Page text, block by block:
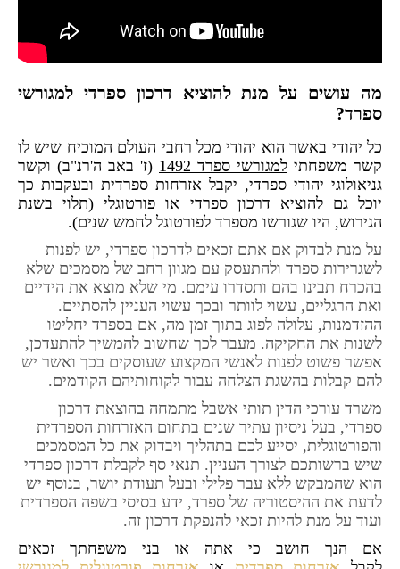
מה עושים על מנת להוציא דרכון ספרדי למגורשי
ספרד?
כל יהודי באשר הוא יהודי מכל רחבי העולם המוכיח שיש לו
קשר משפחתי למגורשי ספרד 1492
(ז' באב ה'רנ"ב) וקשר
גניאולוגי יהודי ספרדי, יקבל אזרחות ספרדית ובעקבות כך
יוכל גם להוציא דרכון ספרדי או פורטוגלי (תלוי בשנת
הגירוש, היו שגורשו מספרד לפורטוגל לחמש שנים).
על מנת לבדוק אם אתם זכאים לדרכון ספרדי, יש לפנות
לשגרירות ספרד ולהתעסק עם מגוון רחב של מסמכים שלא
בהכרח תבינו בהם ותסדרו עימם. מי שלא מוצא את הידיים
ואת הרגליים, עשוי לוותר ובכך עשוי העניין להסתיים.
ההזדמנות, עלולה לפוג בתוך זמן מה, אם בספרד יחליטו
לשנות את החקיקה. מעבר לכך שחשוב להמשיך להתעדכן,
אפשר פשוט לפנות לאנשי המקצוע שעוסקים בכך ואשר יש
להם קבלות בהשגת הצלחה עבור לקוחותיהם הקודמים.
משרד עורכי הדין תותי אשבל מתמחה בהוצאת דרכון
ספרדי, בעל ניסיון עתיר שנים בתחום האזרחות הספרדית
והפורטוגלית, יסייע לכם בתהליך ויבדוק את כל המסמכים
שיש ברשותכם לצורך העניין. תנאי סף לקבלת דרכון ספרדי
הוא שהמבקש ללא עבר פלילי ובעל תעודת יושר, בנוסף יש
לדעת את ההיסטוריה של ספרד, ידע בסיסי בשפה הספרדית
ועוד על מנת להיות זכאי להנפקת דרכון זה.
אם הנך חושב כי אתה או בני משפחתך זכאים